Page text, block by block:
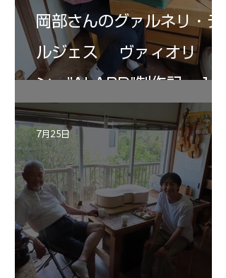
岡部さんのグァルネリ・デ
ルジェス ヴァィオリ
ン ”ALARD"制作記 １2
7月25日